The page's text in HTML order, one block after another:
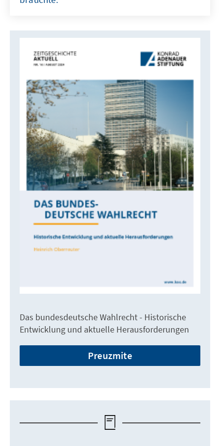
Das bundesdeutsche Wahlrecht - Historische
Entwicklung und aktuelle Herausforderungen
Preuzmite